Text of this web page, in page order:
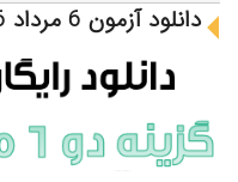
دانلود آزمون 6 مرداد 96 گزینه دو